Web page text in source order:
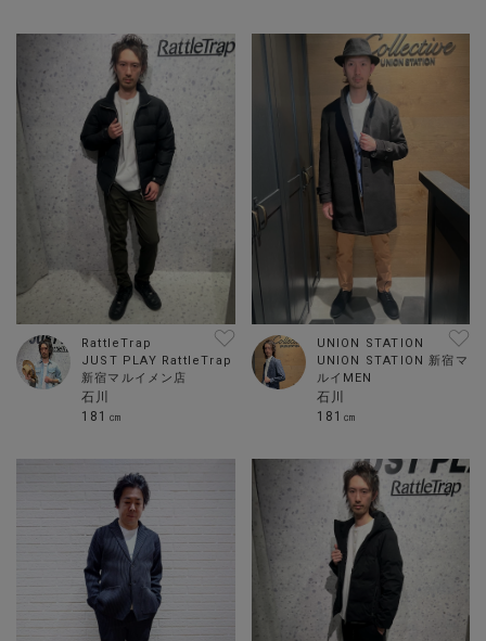
RattleTrap
JUST PLAY RattleTrap
新宿マルイメン店
石川
181㎝
UNION STATION
UNION STATION 新宿マ
ルイMEN
石川
181㎝